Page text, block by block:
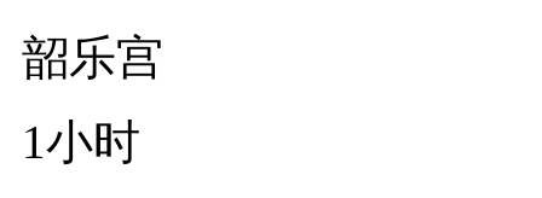
韶乐宫
1小时